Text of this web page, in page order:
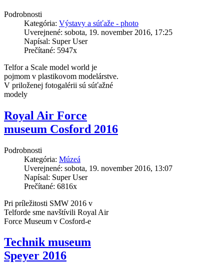
Podrobnosti
Kategória: Výstavy a súťaže - photo
Uverejnené: sobota, 19. november 2016, 17:25
Napísal: Super User
Prečítané: 5947x
Telfor a Scale model world je
pojmom v plastikovom modelárstve.
V priloženej fotogalérii sú súťažné
modely
Royal Air Force
museum Cosford 2016
Podrobnosti
Kategória: Múzeá
Uverejnené: sobota, 19. november 2016, 13:07
Napísal: Super User
Prečítané: 6816x
Pri príležitosti SMW 2016 v
Telforde sme navštívili Royal Air
Force Museum v Cosford-e
Technik museum
Speyer 2016